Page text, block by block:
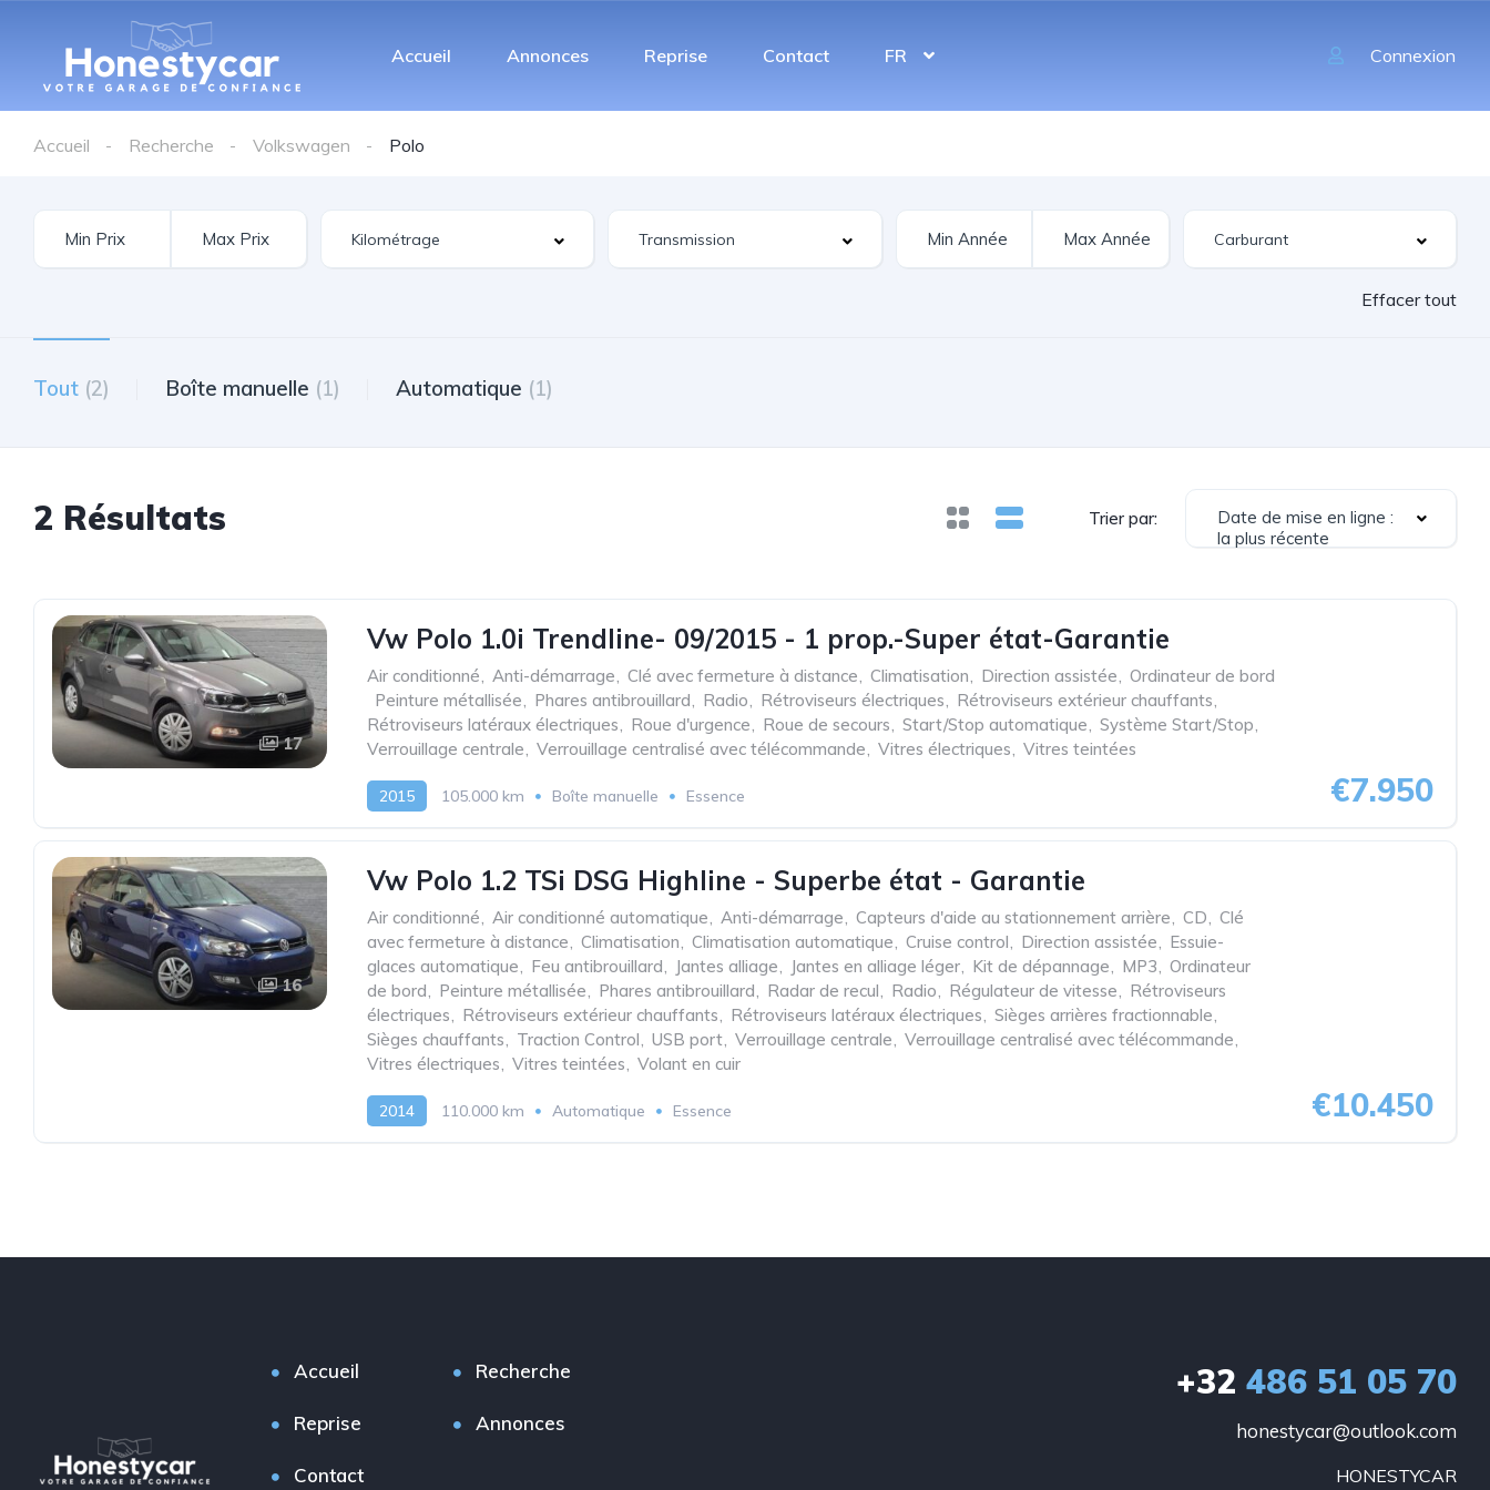
Accueil Annonces Reprise Contact FR Connexion
Accueil Recherche Volkswagen Polo
Effacer tout
Tout (2) Boîte manuelle (1) Automatique (1)
2 Résultats Trier par:
Date de mise en ligne :
la plus récente
17
Vw Polo 1.0i Trendline- 09/2015 - 1 prop.-Super état-Garantie
Air conditionné, Anti-démarrage, Clé avec fermeture à distance, Climatisation, Direction assistée, Ordinateur de bord
Peinture métallisée, Phares antibrouillard, Radio, Rétroviseurs électriques, Rétroviseurs extérieur chauffants,
Rétroviseurs latéraux électriques, Roue d'urgence, Roue de secours, Start/Stop automatique, Système Start/Stop,
Verrouillage centrale, Verrouillage centralisé avec télécommande, Vitres électriques, Vitres teintées
2015 105.000 km Boîte manuelle Essence €7.950
16
Vw Polo 1.2 TSi DSG Highline - Superbe état - Garantie
Air conditionné, Air conditionné automatique, Anti-démarrage, Capteurs d'aide au stationnement arrière, CD, Clé
avec fermeture à distance, Climatisation, Climatisation automatique, Cruise control, Direction assistée, Essuie-
glaces automatique, Feu antibrouillard, Jantes alliage, Jantes en alliage léger, Kit de dépannage, MP3, Ordinateur
de bord, Peinture métallisée, Phares antibrouillard, Radar de recul, Radio, Régulateur de vitesse, Rétroviseurs
électriques, Rétroviseurs extérieur chauffants, Rétroviseurs latéraux électriques, Sièges arrières fractionnable,
Sièges chauffants, Traction Control, USB port, Verrouillage centrale, Verrouillage centralisé avec télécommande,
Vitres électriques, Vitres teintées, Volant en cuir
2014 110.000 km Automatique Essence €10.450
Accueil Recherche
Reprise Annonces
Contact
+32 486 51 05 70
honestycar@outlook.com
HONESTYCAR